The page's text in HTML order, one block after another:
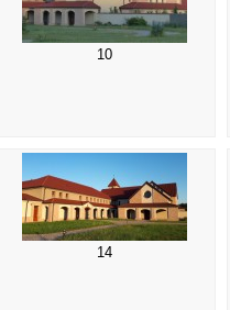
10
14